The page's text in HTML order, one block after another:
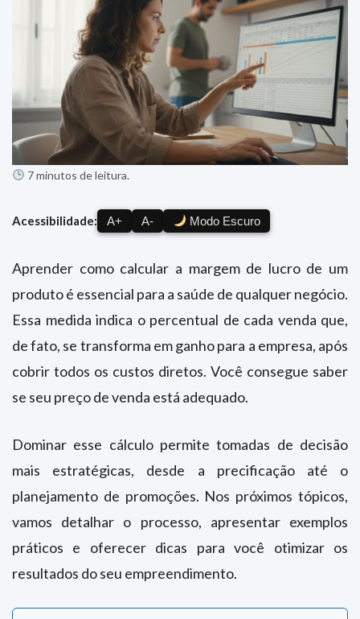
7 minutos de leitura.
Acessibilidade: A+ A- Modo Escuro
Aprender como calcular a margem de lucro de um
produto é essencial para a saúde de qualquer negócio.
Essa medida indica o percentual de cada venda que,
de fato, se transforma em ganho para a empresa, após
cobrir todos os custos diretos. Você consegue saber
se seu preço de venda está adequado.
Dominar esse cálculo permite tomadas de decisão
mais estratégicas, desde a precificação até o
planejamento de promoções. Nos próximos tópicos,
vamos detalhar o processo, apresentar exemplos
práticos e oferecer dicas para você otimizar os
resultados do seu empreendimento.